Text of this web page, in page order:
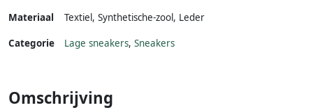
Materiaal
Textiel , Synthetische-zool , Leder
Categorie Lage sneakers, Sneakers
Omschrijving